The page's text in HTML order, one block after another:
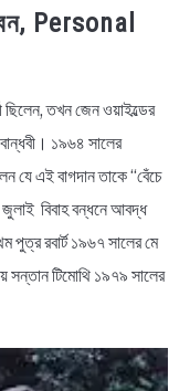
Personal
ছিলেন, তখন জেন ওয়াইল্ডের
১৯৬৪ সালের
যে এই বাগদান তাকে “বেঁচে
বিবাহ বন্ধনে আবদ্ধ
রবার্ট ১৯৬৭ সালের মে
সন্তান টিমোথি ১৯৭৯ সালের